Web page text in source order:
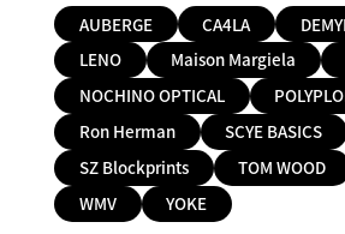
AUBERGE CA4LA
LENO
Maison Margiela
NOCHINO OPTICAL
Ron Herman
SCYE BASICS
SZ Blockprints
TOM WOOD
WMV
YOKE